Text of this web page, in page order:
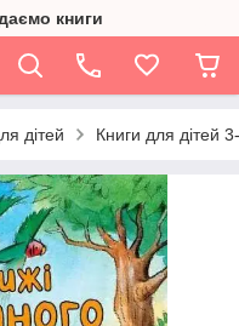
книги
дітей Книги для дітей